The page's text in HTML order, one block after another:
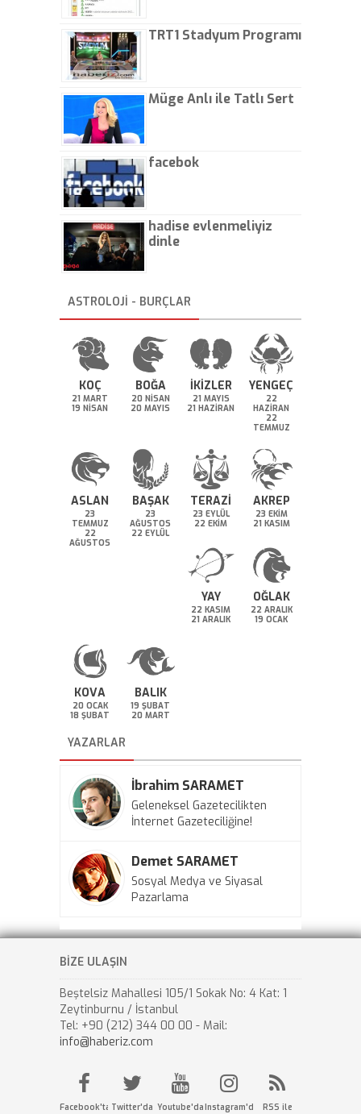
TRT1 Stadyum Programı
Müge Anlı ile Tatlı Sert
facebok
hadise evlenmeliyiz
dinle
ASTROLOJİ - BURÇLAR
KOÇ
21 MART
19 NİSAN
BOĞA
20 NİSAN
20 MAYIS
İKİZLER
21 MAYIS
21 HAZİRAN
YENGEÇ
22
HAZİRAN
22
TEMMUZ
ASLAN
23
TEMMUZ
22
AĞUSTOS
BAŞAK
23
AĞUSTOS
22 EYLÜL
TERAZİ
23 EYLÜL
22 EKİM
AKREP
23 EKİM
21 KASIM
YAY
22 KASIM
21 ARALIK
OĞLAK
22 ARALIK
19 OCAK
KOVA
20 OCAK
18 ŞUBAT
BALIK
19 ŞUBAT
20 MART
YAZARLAR
İbrahim SARAMET
Geleneksel Gazetecilikten
İnternet Gazeteciliğine!
Demet SARAMET
Sosyal Medya ve Siyasal
Pazarlama
BİZE ULAŞIN
Beştelsiz Mahallesi 105/1 Sokak No: 4 Kat: 1
Zeytinburnu / İstanbul
Tel: +90 (212) 344 00 00 - Mail:
info@haberiz.com
Facebook'ta Twitter'da Youtube'daInstagram'da
RSS ile